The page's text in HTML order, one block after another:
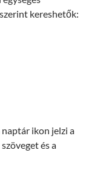
kereshetők:
ikon jelzi a
és a